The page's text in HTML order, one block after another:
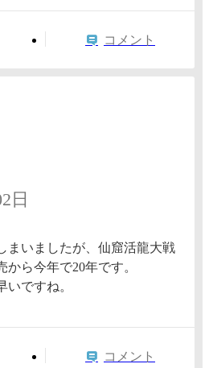
コメント
日
まいましたが、仙窟活龍大戦
から今年で20年です。
いですね。
コメント